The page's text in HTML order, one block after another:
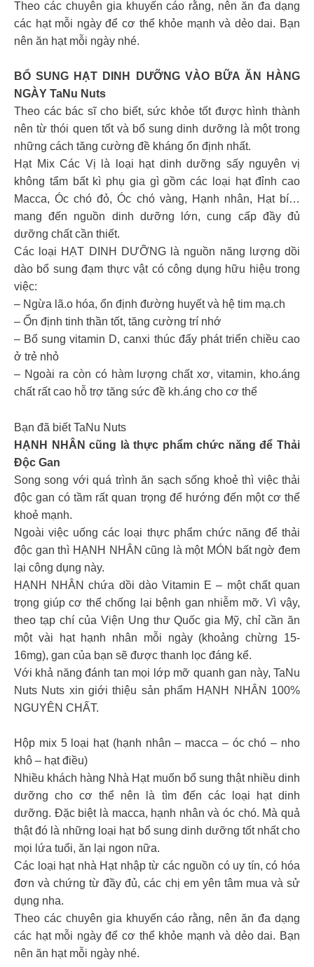
Theo các chuyên gia khuyến cáo rằng, nên ăn đa dạng
các hạt mỗi ngày để cơ thể khỏe mạnh và dẻo dai. Bạn
nên ăn hạt mỗi ngày nhé.
BỔ SUNG HẠT DINH DƯỠNG VÀO BỮA ĂN HÀNG
NGÀY TaNu Nuts
Theo các bác sĩ cho biết, sức khỏe tốt được hình thành
nên từ thói quen tốt và bổ sung dinh dưỡng là một trong
những cách tăng cường đề kháng ổn định nhất.
Hạt Mix Các Vị là loại hạt dinh dưỡng sấy nguyên vị
không tẩm bất kì phụ gia gì gồm các loại hạt đỉnh cao
Macca, Óc chó đỏ, Óc chó vàng, Hạnh nhân, Hạt bí…
mang đến nguồn dinh dưỡng lớn, cung cấp đầy đủ
dưỡng chất cần thiết.
Các loại HẠT DINH DƯỠNG là nguồn năng lượng dồi
dào bổ sung đạm thực vật có công dụng hữu hiệu trong
việc:
– Ngừa lã.o hóa, ổn định đường huyết và hệ tim mạ.ch
– Ổn định tinh thần tốt, tăng cường trí nhớ
– Bổ sung vitamin D, canxi thúc đẩy phát triển chiều cao
ở trẻ nhỏ
– Ngoài ra còn có hàm lượng chất xơ, vitamin, kho.áng
chất rất cao hỗ trợ tăng sức đề kh.áng cho cơ thể
Bạn đã biết TaNu Nuts
HẠNH NHÂN cũng là thực phẩm chức năng để Thải
Độc Gan
Song song với quá trình ăn sạch sống khoẻ thì việc thải
độc gan có tầm rất quan trọng để hướng đến một cơ thể
khoẻ mạnh.
Ngoài việc uống các loại thực phẩm chức năng để thải
độc gan thì HẠNH NHÂN cũng là một MÓN bất ngờ đem
lại công dụng này.
HẠNH NHÂN chứa dồi dào Vitamin E – một chất quan
trọng giúp cơ thể chống lại bệnh gan nhiễm mỡ. Vì vậy,
theo tạp chí của Viện Ung thư Quốc gia Mỹ, chỉ cần ăn
một vài hạt hạnh nhân mỗi ngày (khoảng chừng 15-
16mg), gan của bạn sẽ được thanh lọc đáng kể.
Với khả năng đánh tan mọi lớp mỡ quanh gan này, TaNu
Nuts Nuts xin giới thiệu sản phẩm HẠNH NHÂN 100%
NGUYÊN CHẤT.
Hộp mix 5 loại hạt (hạnh nhân – macca – óc chó – nho
khô – hạt điều)
Nhiều khách hàng Nhà Hạt muốn bổ sung thật nhiều dinh
dưỡng cho cơ thể nên là tìm đến các loại hạt dinh
dưỡng. Đặc biệt là macca, hạnh nhân và óc chó. Mà quả
thật đó là những loại hạt bổ sung dinh dưỡng tốt nhất cho
mọi lứa tuổi, ăn lại ngon nữa.
Các loại hạt nhà Hạt nhập từ các nguồn có uy tín, có hóa
đơn và chứng từ đầy đủ, các chị em yên tâm mua và sử
dụng nha.
Theo các chuyên gia khuyến cáo rằng, nên ăn đa dạng
các hạt mỗi ngày để cơ thể khỏe mạnh và dẻo dai. Bạn
nên ăn hạt mỗi ngày nhé.